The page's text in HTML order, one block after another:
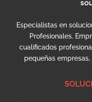
Especialistas en
Profesionales.
cualificados
pequeñas